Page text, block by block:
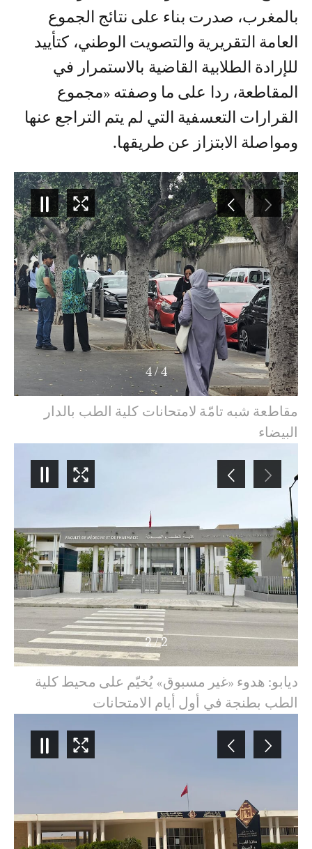
بالمغرب، صدرت بناء على نتائج الجموع
العامة التقريرية والتصويت الوطني، كتأييد
للإرادة الطلابية القاضية بالاستمرار في
المقاطعة، ردا على ما وصفته «مجموع
القرارات التعسفية التي لم يتم التراجع عنها
ومواصلة الابتزاز عن طريقها.
1
/
4
مقاطعة شبه تامّة لامتحانات كلية الطب بالدار
البيضاء
1
/
2
ديابو: هدوء «غير مسبوق» يُخيّم على محيط كلية
الطب بطنجة في أول أيام الامتحانات